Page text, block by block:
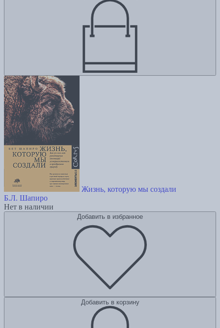
Жизнь, которую мы создали
Б.Л. Шапиро
Нет в наличии
Добавить в избранное
Добавить в корзину